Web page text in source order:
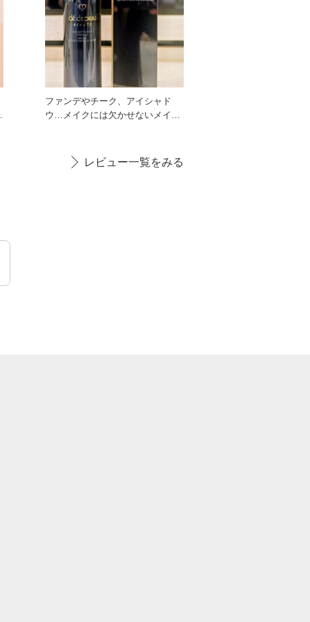
ファンデやチーク、アイシャド
ウ…メイクには欠かせないメイク
レビュー一覧をみる